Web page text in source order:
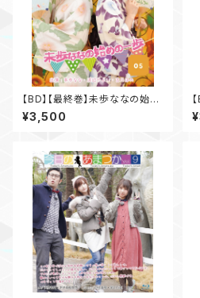
【BD】【最終巻】未歩ななの始め
の一歩Vol.5
¥3,500